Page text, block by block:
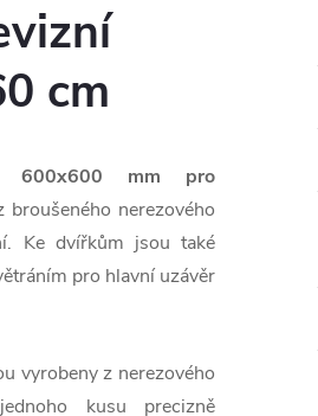
cm
600x600 mm pro
nerezového
Ke dvířkům jsou také
pro hlavní uzávěr
vyrobeny z nerezového
kusu precizně